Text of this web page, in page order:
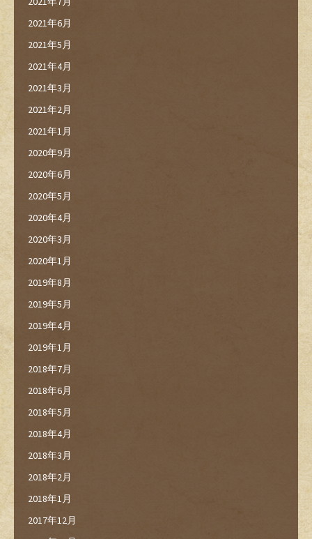
2021年6月
2021年5月
2021年4月
2021年3月
2021年2月
2021年1月
2020年9月
2020年6月
2020年5月
2020年4月
2020年3月
2020年1月
2019年8月
2019年5月
2019年4月
2019年1月
2018年7月
2018年6月
2018年5月
2018年4月
2018年3月
2018年2月
2018年1月
2017年12月